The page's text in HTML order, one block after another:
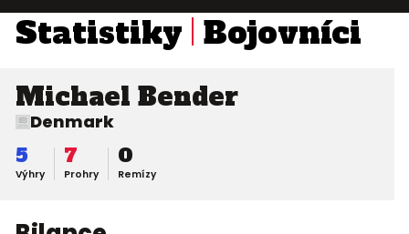
Statistiky Bojovníci
Michael Bender
Denmark
Výhry
5
Prohry
7
Remízy
0